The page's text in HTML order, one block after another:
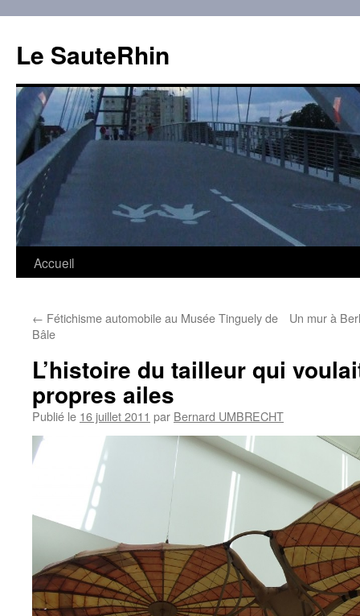
contenu
Le SauteRhin
Accueil
← Fétichisme automobile au Musée Tinguely de
Bâle
Un mur à
L’histoire du tailleur qui
propres ailes
Publié le 16 juillet 2011 par Bernard UMBRECHT